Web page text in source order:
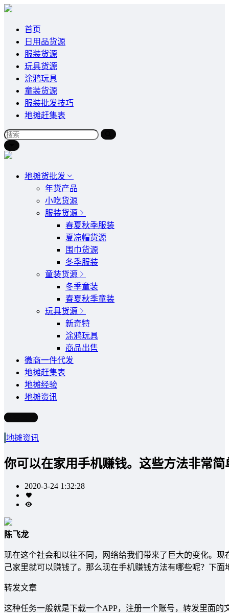
首页
日用品货源
服装货源
玩具货源
涂鸦玩具
童装货源
服装批发技巧
地摊赶集表
地摊货批发
年货产品
小吃货源
服装货源
春夏秋季服装
夏凉帽货源
围巾货源
冬季服装
童装货源
冬季童装
春夏秋季童装
玩具货源
新奇特
涂鸦玩具
商品出售
微商一件代发
地摊赶集表
地摊经验
地摊资讯
写文章
地摊资讯
你可以在家用手机赚钱。这些方法非常简
2020-3-24 1:32:28
陈飞龙
现在这个社会和以往不同，网络给我们带来了巨大的变化。
己家里就可以赚钱了。那么现在手机赚钱方法有哪些呢？下
转发文章
这种任务一般就是下载一个APP，注册一个账号，转发里面